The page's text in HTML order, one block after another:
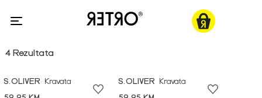
4 Rezultata
S.OLIVER
Kravata
S.OLIVER
Kravata